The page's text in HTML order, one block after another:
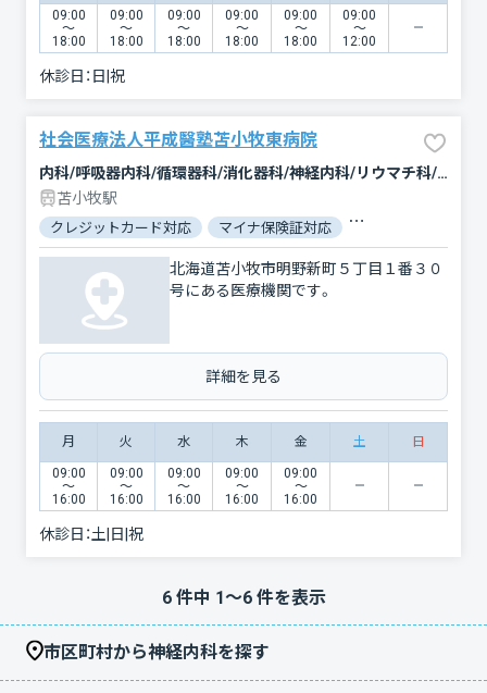
09:00
〜
18:00
09:00
〜
18:00
09:00
〜
18:00
09:00
〜
18:00
09:00
〜
18:00
09:00
〜
12:00
休診日： 日|祝
社会医療法人平成醫塾苫小牧東病院
内科/呼吸器内科/循環器科/消化器科/神経内科/リウマチ科/リハビリテーション/放射線科/ペインクリニック
苫小牧駅
クレジットカード対応 マイナ保険証対応 駐車場あり
北海道苫小牧市明野新町５丁目１番３０
号にある医療機関です。
詳細を見る
月 火 水 木 金 土 日
09:00
〜
16:00
09:00
〜
16:00
09:00
〜
16:00
09:00
〜
16:00
09:00
〜
16:00
休診日：土|日|祝
6件中 1〜6件を表示
市区町村から神経内科を探す